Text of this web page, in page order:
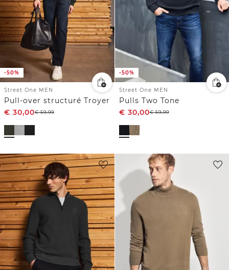
-50%
Street One MEN
Pull-over structuré Troyer
€ 30,00€59,99
-50%
Street One MEN
Pulls Two Tone
€ 30,00€59,99